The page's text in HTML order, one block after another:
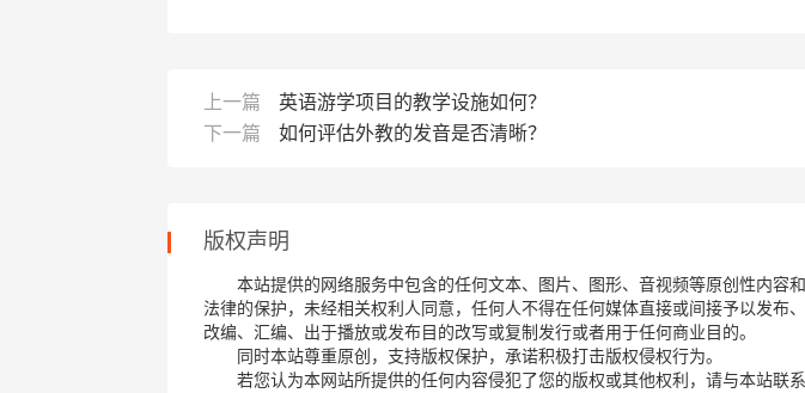
上一篇
英语游学项目的教学设施如何？
下一篇
如何评估外教的发音是否清晰？
版权声明
本站提供的网络服务中包含的任何文本、图片、图形、音视频等原创性内容
法律的保护，未经相关权利人同意，任何人不得在任何媒体直接或间接予以发布
改编、汇编、出于播放或发布目的改写或复制发行或者用于任何商业目的。
同时本站尊重原创，支持版权保护，承诺积极打击版权侵权行为。
若您认为本网站所提供的任何内容侵犯了您的版权或其他权利，请与本站联